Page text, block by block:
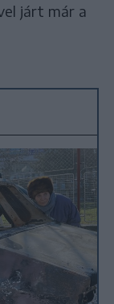
járt már a